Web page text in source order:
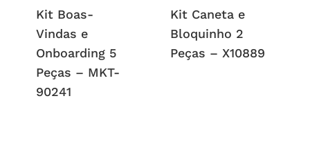
Kit Boas-
Vindas e
Onboarding 5
Peças – MKT-
90241
Kit Caneta e
Bloquinho 2
Peças – X10889